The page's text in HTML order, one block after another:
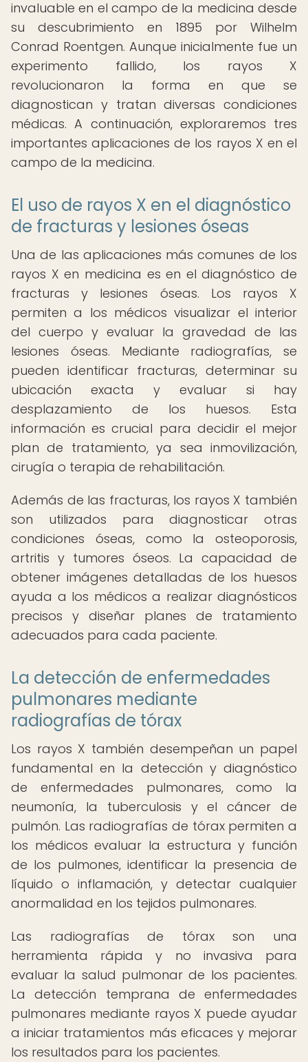
invaluable en el campo de la medicina desde
su descubrimiento en 1895 por Wilhelm
Conrad Roentgen. Aunque inicialmente fue un
experimento fallido, los rayos X
revolucionaron la forma en que se
diagnostican y tratan diversas condiciones
médicas. A continuación, exploraremos tres
importantes aplicaciones de los rayos X en el
campo de la medicina.
El uso de rayos X en el diagnóstico
de fracturas y lesiones óseas
Una de las aplicaciones más comunes de los
rayos X en medicina es en el diagnóstico de
fracturas y lesiones óseas. Los rayos X
permiten a los médicos visualizar el interior
del cuerpo y evaluar la gravedad de las
lesiones óseas. Mediante radiografías, se
pueden identificar fracturas, determinar su
ubicación exacta y evaluar si hay
desplazamiento de los huesos. Esta
información es crucial para decidir el mejor
plan de tratamiento, ya sea inmovilización,
cirugía o terapia de rehabilitación.
Además de las fracturas, los rayos X también
son utilizados para diagnosticar otras
condiciones óseas, como la osteoporosis,
artritis y tumores óseos. La capacidad de
obtener imágenes detalladas de los huesos
ayuda a los médicos a realizar diagnósticos
precisos y diseñar planes de tratamiento
adecuados para cada paciente.
La detección de enfermedades
pulmonares mediante
radiografías de tórax
Los rayos X también desempeñan un papel
fundamental en la detección y diagnóstico
de enfermedades pulmonares, como la
neumonía, la tuberculosis y el cáncer de
pulmón. Las radiografías de tórax permiten a
los médicos evaluar la estructura y función
de los pulmones, identificar la presencia de
líquido o inflamación, y detectar cualquier
anormalidad en los tejidos pulmonares.
Las radiografías de tórax son una
herramienta rápida y no invasiva para
evaluar la salud pulmonar de los pacientes.
La detección temprana de enfermedades
pulmonares mediante rayos X puede ayudar
a iniciar tratamientos más eficaces y mejorar
los resultados para los pacientes.